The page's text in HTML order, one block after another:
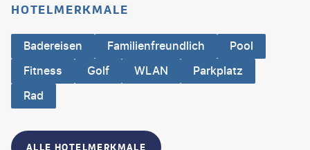
HOTELMERKMALE
Badereisen Familienfreundlich
Pool
Fitness
Golf WLAN
Parkplatz
Rad
ALLE HOTELMERKMALE